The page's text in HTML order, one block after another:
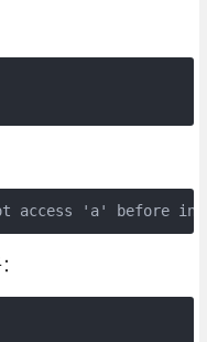
access 'a' before